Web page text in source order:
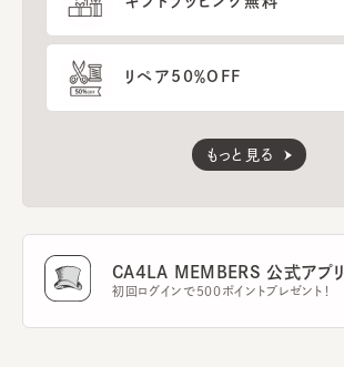
リペア50％OFF
もっと見る
CA4LA MEMBERS 公式アプリ
初回ログインで500ポイントプレゼント！